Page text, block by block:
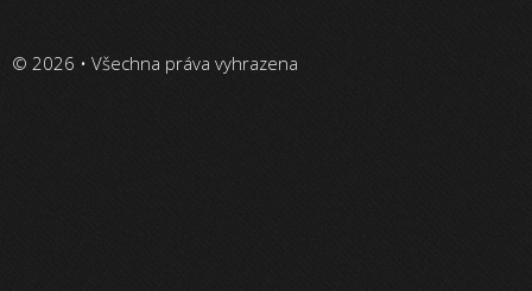
© 2026 • Všechna práva vyhrazena